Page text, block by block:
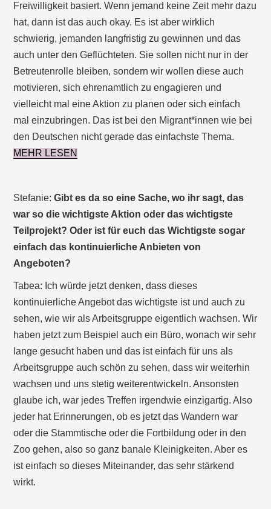
Freiwilligkeit basiert. Wenn jemand keine Zeit mehr dazu
hat, dann ist das auch okay. Es ist aber wirklich
schwierig, jemanden langfristig zu gewinnen und das
auch unter den Geflüchteten. Sie sollen nicht nur in der
Betreutenrolle bleiben, sondern wir wollen diese auch
motivieren, sich ehrenamtlich zu engagieren und
vielleicht mal eine Aktion zu planen oder sich einfach
mal einzubringen. Das ist bei den Migrant*innen wie bei
den Deutschen nicht gerade das einfachste Thema.
MEHR LESEN
Stefanie:Gibt es da so eine Sache, wo ihr sagt, das
war so die wichtigste Aktion oder das wichtigste
Teilprojekt? Oder ist für euch das Wichtigste sogar
einfach das kontinuierliche Anbieten von
Angeboten?
Tabea: Ich würde jetzt denken, dass dieses
kontinuierliche Angebot das wichtigste ist und auch zu
sehen, wie wir als Arbeitsgruppe eigentlich wachsen. Wir
haben jetzt zum Beispiel auch ein Büro, wonach wir sehr
lange gesucht haben und das ist einfach für uns als
Arbeitsgruppe auch schön zu sehen, dass wir weiterhin
wachsen und uns stetig weiterentwickeln. Ansonsten
glaube ich, war jedes Treffen irgendwie einzigartig. Also
jeder hat Erinnerungen, ob es jetzt das Wandern war
oder die Stammtische oder die Fortbildung oder in den
Zoo gehen, also so ganz banale Kleinigkeiten. Aber es
ist einfach so dieses Miteinander, das sehr stärkend
wirkt.